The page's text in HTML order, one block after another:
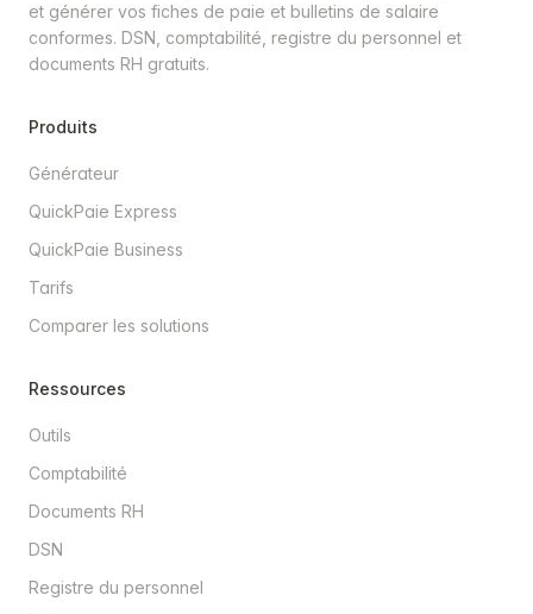
et générer vos fiches de paie et bulletins de salaire
conformes. DSN, comptabilité, registre du personnel et
documents RH gratuits.
Produits
Générateur
QuickPaie Express
QuickPaie Business
Tarifs
Comparer les solutions
Ressources
Outils
Comptabilité
Documents RH
DSN
Registre du personnel